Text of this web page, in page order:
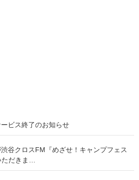
ービス終了のお知らせ
谷クロスFM『めざせ！キャンプフェス
だきま…